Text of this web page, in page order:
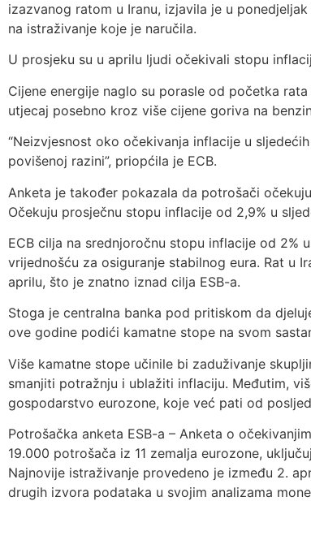
izazvanog ratom u Iranu, izjavila je u
na istraživanje koje je naručila.
U prosjeku su u aprilu ljudi očekivali stopu
Cijene energije naglo su porasle od početka
utjecaj posebno kroz više cijene goriva na
“Neizvjesnost oko očekivanja inflacije u
povišenoj razini”, priopćila je ECB.
Anketa je također pokazala da potrošači
Očekuju prosječnu stopu inflacije od 2,9% u
ECB cilja na srednjoročnu stopu inflacije od 2%
vrijednošću za osiguranje stabilnog eura. Rat u
aprilu, što je znatno iznad cilja ESB-a.
Stoga je centralna banka pod pritiskom da
ove godine podići kamatne stope na svom
Više kamatne stope učinile bi zaduživanje
smanjiti potražnju i ublažiti inflaciju. Međutim,
gospodarstvo eurozone, koje već pati od
Potrošačka anketa ESB-a – Anketa o
19.000 potrošača iz 11 zemalja eurozone,
Najnovije istraživanje provedeno je između 2.
drugih izvora podataka u svojim analizama